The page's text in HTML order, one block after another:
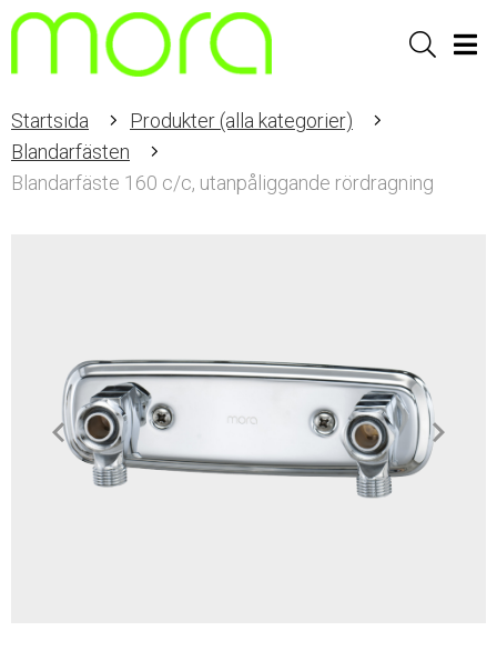
Sök
Startsida
Produkter (alla kategorier)
Blandarfästen
Blandarfäste 160 c/c, utanpåliggande rördragning